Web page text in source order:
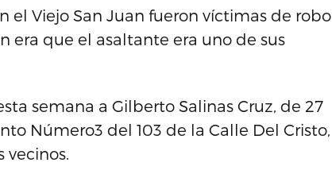
el Viejo San Juan fueron víctimas de robo
era que el asaltante era uno de sus
semana a Gilberto Salinas Cruz, de 27
Número3 del 103 de la Calle Del Cristo,
vecinos.